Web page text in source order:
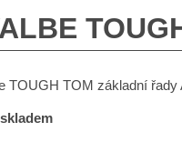
TOUGH TOM základní